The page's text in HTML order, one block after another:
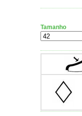
Tamanho